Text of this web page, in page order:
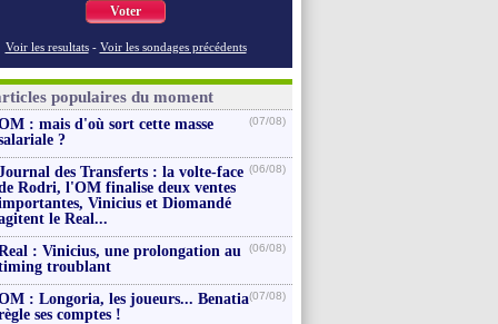
Voter
Voir les resultats - Voir les sondages précédents
populaires du moment
: mais d'où sort cette masse
?
(07/08)
des Transferts : la volte-face
Rodri, l'OM finalise deux ventes
Vinicius et Diomandé
le Real...
(06/08)
: Vinicius, une prolongation au
troublant
(06/08)
: Longoria, les joueurs... Benatia
ses comptes !
(07/08)